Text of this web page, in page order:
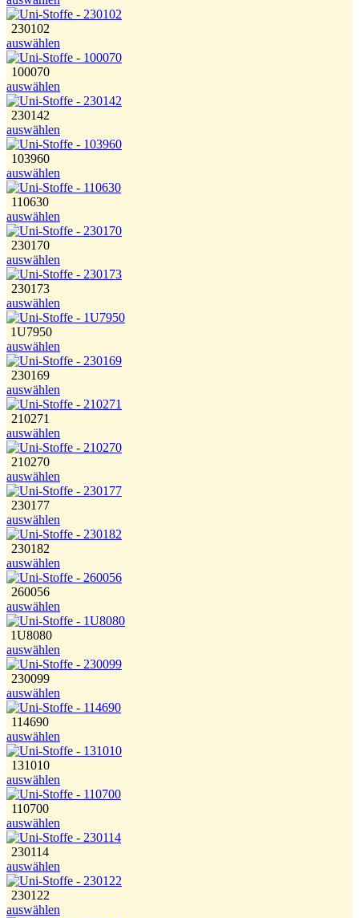
230102
auswählen
100070
auswählen
230142
auswählen
103960
auswählen
110630
auswählen
230170
auswählen
230173
auswählen
1U7950
auswählen
230169
auswählen
210271
auswählen
210270
auswählen
230177
auswählen
230182
auswählen
260056
auswählen
1U8080
auswählen
230099
auswählen
114690
auswählen
131010
auswählen
110700
auswählen
230114
auswählen
230122
auswählen